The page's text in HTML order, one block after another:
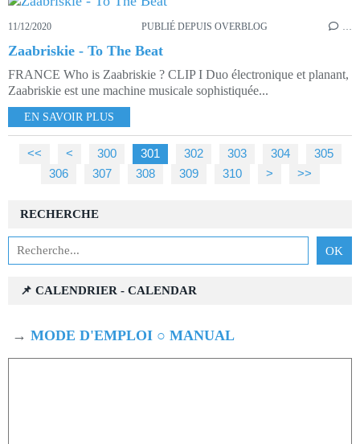
11/12/2020 PUBLIÉ DEPUIS OVERBLOG …
Zaabriskie - To The Beat
FRANCE Who is Zaabriskie ? CLIP I Duo électronique et planant,
Zaabriskie est une machine musicale sophistiquée...
EN SAVOIR PLUS
<< < 300 301 302 303 304
305
306
307 308 309 310 320
330
340
350
> >>
RECHERCHE
📌 CALENDRIER - CALENDAR
→ MODE D'EMPLOI ○ MANUAL